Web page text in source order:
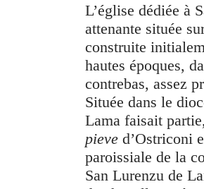
L’église dédiée à
attenante située
construite
hautes époques,
contrebas, assez
Située dans le
Lama faisait
pieve d’Ostriconi
paroissiale de la
San Lurenzu de